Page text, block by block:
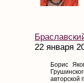
22 января
Борис
авторской